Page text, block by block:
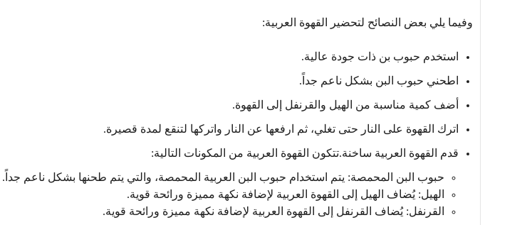
وفيما يلي بعض النصائح لتحضير القهوة العربية:
استخدم حبوب بن ذات جودة عالية.
اطحني حبوب البن بشكل ناعم جداً.
أضف كمية مناسبة من الهيل والقرنفل إلى القهوة.
اترك القهوة على النار حتى تغلي، ثم ارفعها عن النار واتركها لتنقع لمدة قصيرة.
قدم القهوة العربية ساخنة.تتكون القهوة العربية من المكونات التالية:
حبوب البن المحمصة: يتم استخدام حبوب البن العربية المحمصة، والتي يتم طحنها بشكل ناعم جداً.
الهيل: يُضاف الهيل إلى القهوة العربية لإضافة نكهة مميزة ورائحة قوية.
القرنفل: يُضاف القرنفل إلى القهوة العربية لإضافة نكهة مميزة ورائحة قوية.